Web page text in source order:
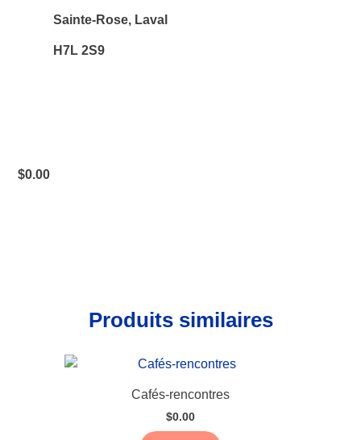
Sainte-Rose, Laval
H7L 2S9
$0.00
Produits similaires
Cafés-rencontres
$0.00